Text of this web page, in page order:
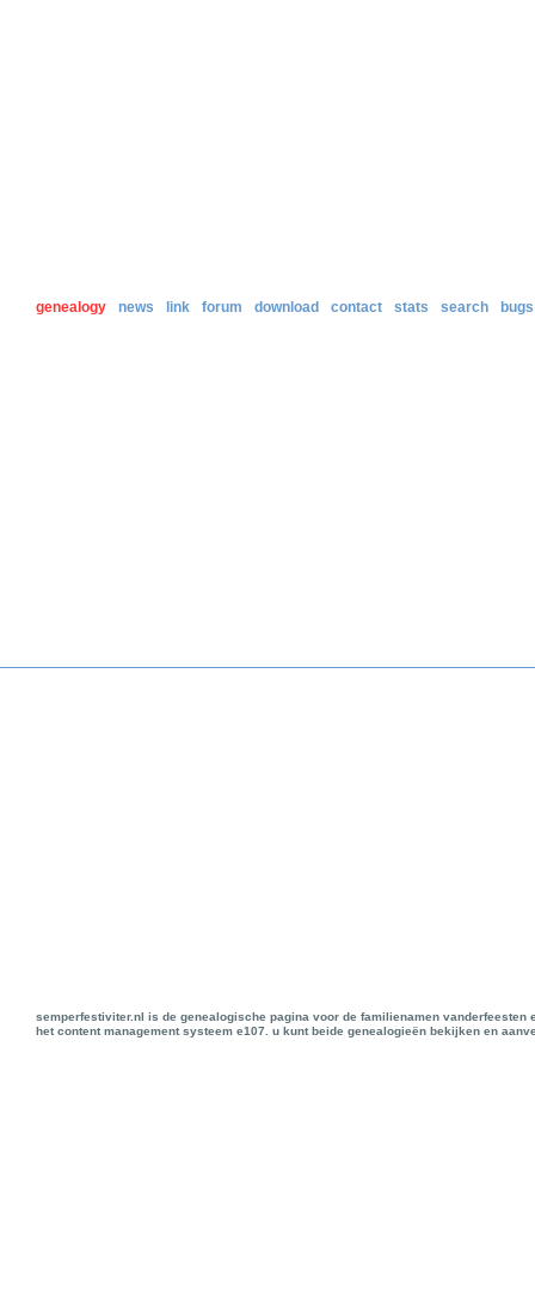
genealogy news link forum download contact stats search bugs
semperfestiviter.nl is de genealogische pagina voor de familienamen
het content management systeem e107. u kunt beide genealogieën bekijken en